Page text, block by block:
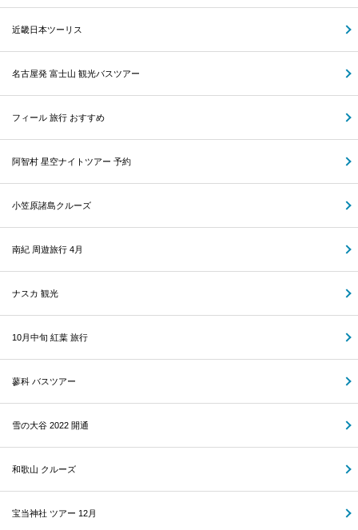
近畿日本ツーリス
名古屋発 富士山 観光バスツアー
フィール 旅行 おすすめ
阿智村 星空ナイトツアー 予約
小笠原諸島クルーズ
南紀 周遊旅行 4月
ナスカ 観光
10月中旬 紅葉 旅行
蓼科 バスツアー
雪の大谷 2022 開通
和歌山 クルーズ
宝当神社 ツアー 12月